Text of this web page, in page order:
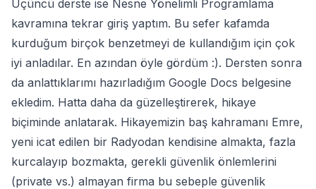
Üçüncü derste ise Nesne Yönelimli Programlama
kavramına tekrar giriş yaptım. Bu sefer kafamda
kurduğum birçok benzetmeyi de kullandığım için çok
iyi anladılar. En azından öyle gördüm :). Dersten sonra
da anlattıklarımı hazırladığım Google Docs belgesine
ekledim. Hatta daha da güzelleştirerek, hikaye
biçiminde anlatarak. Hikayemizin baş kahramanı Emre,
yeni icat edilen bir Radyodan kendisine almakta, fazla
kurcalayıp bozmakta, gerekli güvenlik önlemlerini
(private vs.) almayan firma bu sebeple güvenlik